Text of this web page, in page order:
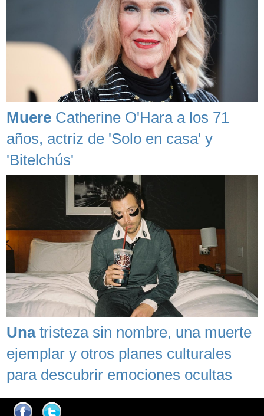
Muere Catherine O'Hara a los 71
años, actriz de 'Solo en casa' y
'Bitelchús'
Unatristeza sin nombre, una muerte
ejemplar y otros planes culturales
para descubrir emociones ocultas